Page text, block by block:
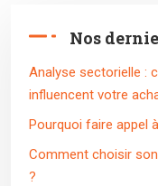
Nos
Analyse sectorielle :
influencent votre
Pourquoi faire appel
Comment choisir
?